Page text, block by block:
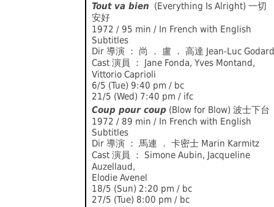
Tout va bien (Everything Is Alright) 一切
安好
1972 / 95 min / In French with English
Subtitles
Dir 導演 ： 尚 ． 盧 ． 高達 Jean-Luc Godard
Cast 演員 ： Jane Fonda, Yves Montand,
Vittorio Caprioli
6/5 (Tue) 9:40 pm / bc
21/5 (Wed) 7:40 pm / ifc
Coup pour coup (Blow for Blow) 波士下台
1972 / 89 min / In French with English
Subtitles
Dir 導演 ： 馬連 ． 卡密士 Marin Karmitz
Cast 演員 ： Simone Aubin, Jacqueline
Auzellaud,
Elodie Avenel
18/5 (Sun) 2:20 pm / bc
27/5 (Tue) 8:00 pm / bc